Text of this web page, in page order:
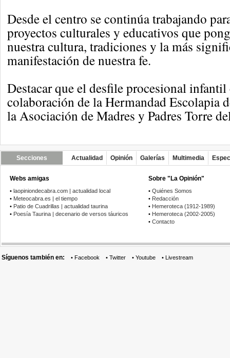
Desde el centro se continúa trabajando
proyectos culturales y educativos que
nuestra cultura, tradiciones y la más
manifestación de nuestra fe.
Destacar que el desfile procesional
colaboración de la Hermandad Escolapia
la Asociación de Madres y Padres Torre
Secciones Actualidad Opinión Galerías Multimedia
Webs amigas
• laopiniondecabra.com | actualidad local
• Meteocabra.es | el tiempo
• Patio de Cuadrillas | actualidad taurina
• Poesía Taurina | decenario de versos táuricos
Sobre "La Opinión"
• Quiénes Somos
• Redacción
• Hemeroteca (1912-1989)
• Hemeroteca (2002-2005)
• Contacto
Síguenos también en: • Facebook • Twitter • Youtube • Livestream